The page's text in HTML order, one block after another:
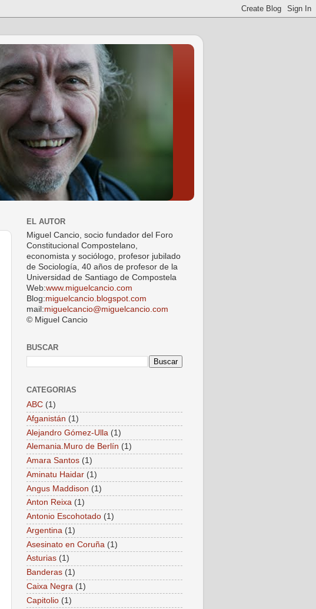
EL AUTOR
Miguel Cancio, socio fundador del Foro
Constitucional Compostelano,
economista y sociólogo, profesor jubilado
de Sociología, 40 años de profesor de la
Universidad de Santiago de Compostela
Web:www.miguelcancio.com
Blog:miguelcancio.blogspot.com
mail:miguelcancio@miguelcancio.com
© Miguel Cancio
BUSCAR
CATEGORIAS
ABC (1)
Afganistán (1)
Alejandro Gómez-Ulla (1)
Alemania.Muro de Berlín (1)
Amara Santos (1)
Aminatu Haidar (1)
Angus Maddison (1)
Anton Reixa (1)
Antonio Escohotado (1)
Argentina (1)
Asesinato en Coruña (1)
Asturias (1)
Banderas (1)
Caixa Negra (1)
Capitolio (1)